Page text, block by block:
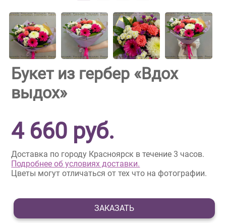
Букет из гербер «Вдох
выдох»
4 660 руб.
Доставка по городу Красноярск в течение 3 часов.
Подробнее об условиях доставки.
Цветы могут отличаться от тех что на фотографии.
ЗАКАЗАТЬ